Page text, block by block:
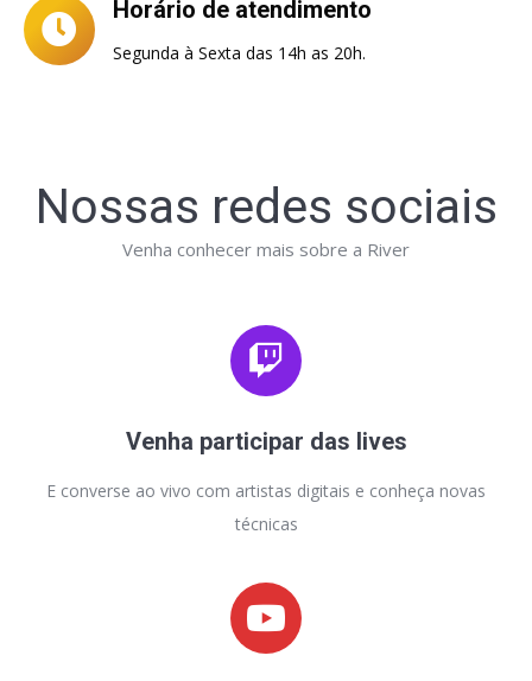
Horário de atendimento
Segunda à Sexta das 14h as 20h.
Nossas redes sociais
Venha conhecer mais sobre a River
Venha participar das lives
E converse ao vivo com artistas digitais e conheça novas
técnicas